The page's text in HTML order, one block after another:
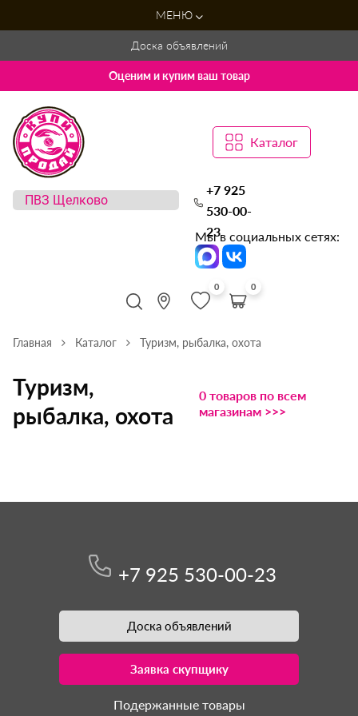
МЕНЮ
Доска объявлений
Оценим и купим ваш товар
Каталог
+7 925
530-00-
23
Мы в социальных сетях:
0 0
Главная Каталог Туризм, рыбалка, охота
Туризм,
рыбалка, охота
0 товаров по всем
магазинам >>>
+7 925 530-00-23
Доска объявлений
Заявка скупщику
Подержанные товары